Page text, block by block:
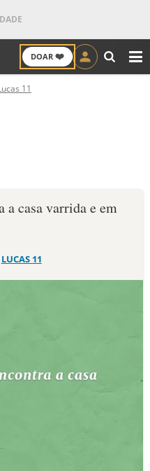
DOAR ❤️
11
a casa varrida e em
LUCAS 11